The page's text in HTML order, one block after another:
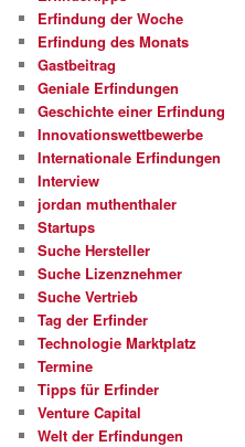
Erfindung der Woche
Erfindung des Monats
Gastbeitrag
Geniale Erfindungen
Geschichte einer Erfindung
Innovationswettbewerbe
Internationale Erfindungen
Interview
jordan muthenthaler
Startups
Suche Hersteller
Suche Lizenznehmer
Suche Vertrieb
Tag der Erfinder
Technologie Marktplatz
Termine
Tipps für Erfinder
Venture Capital
Welt der Erfindungen